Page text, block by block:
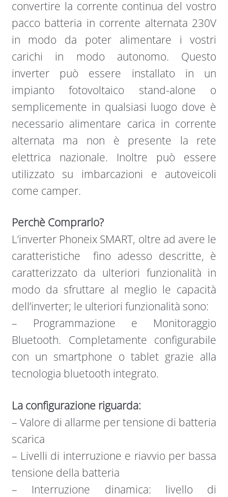
convertire la corrente continua del vostro
pacco batteria in corrente alternata 230V
in modo da poter alimentare i vostri
carichi in modo autonomo. Questo
inverter può essere installato in un
impianto fotovoltaico stand-alone o
semplicemente in qualsiasi luogo dove è
necessario alimentare carica in corrente
alternata ma non è presente la rete
elettrica nazionale. Inoltre può essere
utilizzato su imbarcazioni e autoveicoli
come camper.
Perchè Comprarlo?
L’inverter Phoneix SMART, oltre ad avere le
caratteristiche fino adesso descritte, è
caratterizzato da ulteriori funzionalità in
modo da sfruttare al meglio le capacità
dell’inverter; le ulteriori funzionalità sono:
– Programmazione e Monitoraggio
Bluetooth. Completamente configurabile
con un smartphone o tablet grazie alla
tecnologia bluetooth integrato.
La configurazione riguarda:
– Valore di allarme per tensione di batteria
scarica
– Livelli di interruzione e riavvio per bassa
tensione della batteria
– Interruzione dinamica: livello di